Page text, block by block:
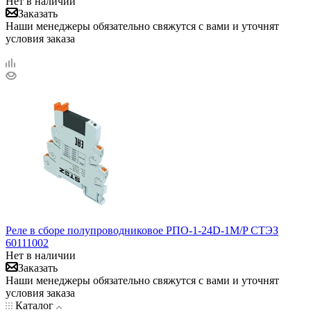
Заказать
Наши менеджеры обязательно свяжутся с вами и уточнят
условия заказа
Реле в сборе полупроводниковое РПО-1-24D-1M/P СТЭЗ
60111002
Нет в наличии
Заказать
Наши менеджеры обязательно свяжутся с вами и уточнят
условия заказа
Каталог